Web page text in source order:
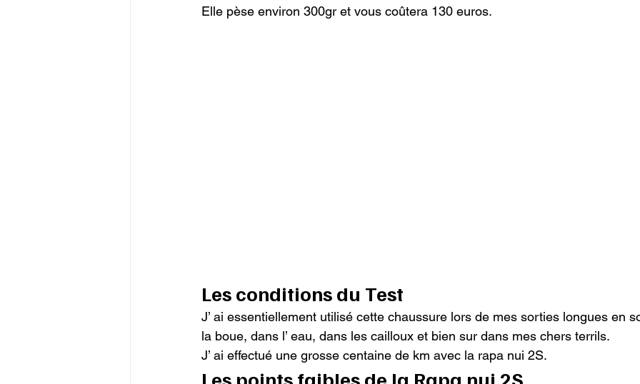
Elle pèse environ 300gr et vous coûtera 130 euros.
Les conditions du Test
J’ ai essentiellement utilisé cette chaussure lors de mes sorties longues en
la boue, dans l’ eau, dans les cailloux et bien sur dans mes chers terrils.
J’ ai effectué une grosse centaine de km avec la rapa nui 2S.
Les points faibles de la Rapa nui 2S